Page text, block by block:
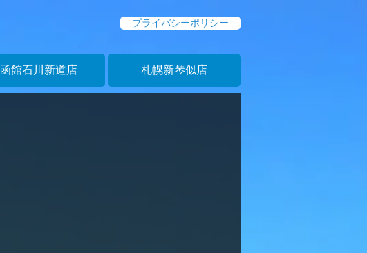
プライバシーポリシー
函館石川新道店 札幌新琴似店